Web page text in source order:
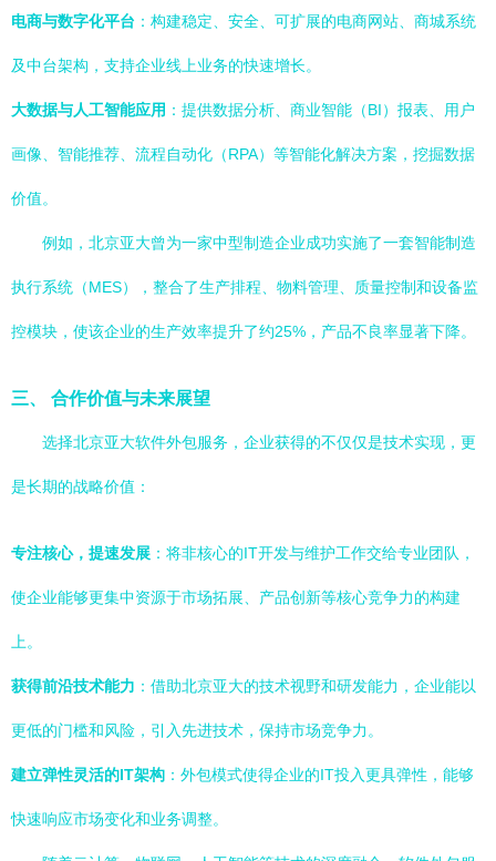
电商与数字化平台 ：构建稳定、安全、可扩展的电商网站、商城系统
及中台架构，支持企业线上业务的快速增长。
大数据与人工智能应用 ：提供数据分析、商业智能（BI）报表、用户
画像、智能推荐、流程自动化（RPA）等智能化解决方案，挖掘数据
价值。
例如，北京亚大曾为一家中型制造企业成功实施了一套智能制造
执行系统（MES），整合了生产排程、物料管理、质量控制和设备监
控模块，使该企业的生产效率提升了约25%，产品不良率显著下降。
三、 合作价值与未来展望
选择北京亚大软件外包服务，企业获得的不仅仅是技术实现，更
是长期的战略价值：
专注核心，提速发展 ：将非核心的IT开发与维护工作交给专业团队，
使企业能够更集中资源于市场拓展、产品创新等核心竞争力的构建
上。
获得前沿技术能力 ：借助北京亚大的技术视野和研发能力，企业能以
更低的门槛和风险，引入先进技术，保持市场竞争力。
建立弹性灵活的IT架构 ：外包模式使得企业的IT投入更具弹性，能够
快速响应市场变化和业务调整。